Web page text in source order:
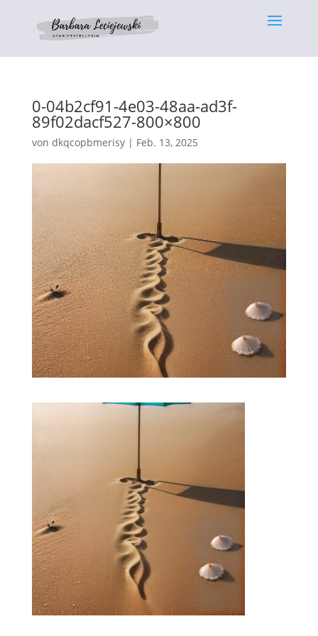
0-04b2cf91-4e03-48aa-ad3f-
89f02dacf527-800×800
von dkqcopbmerisy| Feb. 13, 2025